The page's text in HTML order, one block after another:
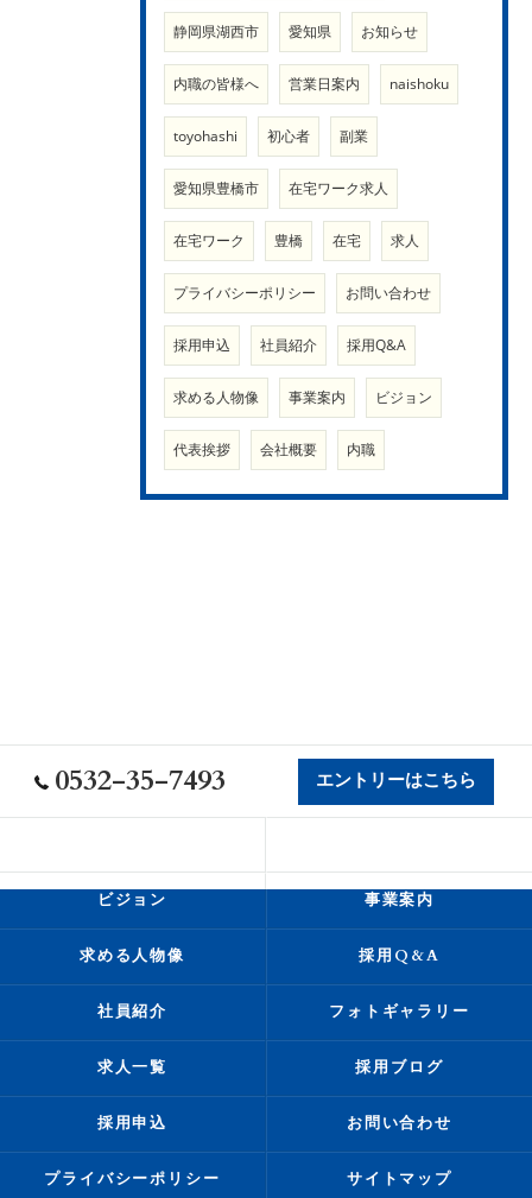
静岡県湖西市 愛知県 お知らせ
内職の皆様へ 営業日案内 naishoku
toyohashi 初心者 副業
愛知県豊橋市 在宅ワーク求人
在宅ワーク 豊橋 在宅 求人
プライバシーポリシー お問い合わせ
採用申込 社員紹介 採用Q&A
求める人物像 事業案内 ビジョン
代表挨拶 会社概要 内職
0532-35-7493 エントリーはこちら
ビジョン 事業案内
求める人物像 採用Q&A
社員紹介 フォトギャラリー
求人一覧 採用ブログ
採用申込 お問い合わせ
プライバシーポリシー サイトマップ